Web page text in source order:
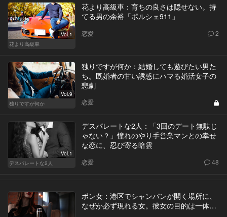
Vol.1
花より高級車
花より高級車：育ちの良さは隠せない。持
てる男の余裕「ポルシェ911」
恋愛 2
Vol.9
独りですが何か
独りですが何か：結婚しても遊びたい男た
ち。既婚者の甘い誘惑にハマる婚活女子の
悲劇
恋愛
Vol.1
デスパレートな2人
デスパレートな2人：「3回のデート無駄じ
ゃない？」憧れのやり手営業マンとの幸せ
な恋に、忍び寄る暗雲
恋愛 48
ポン女：港区でシャンパンが開く場所に、
なぜか必ず現れる女。彼女の目的は一体…